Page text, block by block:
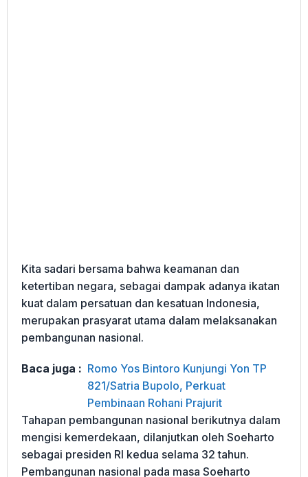
Kita sadari bersama bahwa keamanan dan
ketertiban negara, sebagai dampak adanya ikatan
kuat dalam persatuan dan kesatuan Indonesia,
merupakan prasyarat utama dalam melaksanakan
pembangunan nasional.
Baca juga : Romo Yos Bintoro Kunjungi Yon TP
821/Satria Bupolo, Perkuat
Pembinaan Rohani Prajurit
Tahapan pembangunan nasional berikutnya dalam
mengisi kemerdekaan, dilanjutkan oleh Soeharto
sebagai presiden RI kedua selama 32 tahun.
Pembangunan nasional pada masa Soeharto